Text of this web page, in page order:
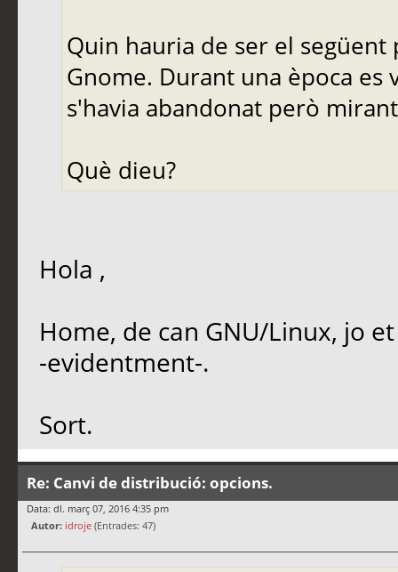
Quin hauria de ser el següent
Gnome. Durant una època
s'havia abandonat però
Què dieu?
Hola ,
Home, de can GNU/Linux, jo
-evidentment-.
Sort.
Re: Canvi de distribució: opcions.
Data: dl. març 07, 2016 4:35 pm
Autor: idroje (Entrades: 47)